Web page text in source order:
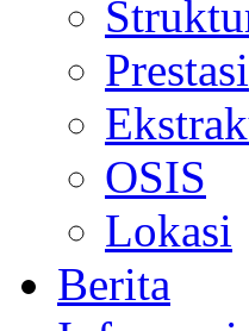
Prestasi
OSIS
Lokasi
Berita